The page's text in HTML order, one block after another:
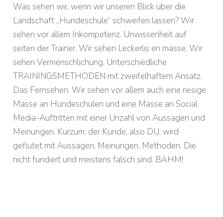
Was sehen wir, wenn wir unseren Blick über die
Landschaft „Hundeschule“ schweifen lassen? Wir
sehen vor allem Inkompetenz. Unwissenheit auf
seiten der Trainer. Wir sehen Leckerlis en masse. Wir
sehen Vermenschlichung. Unterschiedliche
TRAININGSMETHODEN mit zweifelhaftem Ansatz.
Das Fernsehen. Wir sehen vor allem auch eine riesige
Masse an Hundeschulen und eine Masse an Social
Media-Auftritten mit einer Unzahl von Aussagen und
Meinungen. Kurzum: der Kunde, also DU, wird
geflutet mit Aussagen, Meinungen, Methoden. Die
nicht fundiert und meistens falsch sind. BÄHM!